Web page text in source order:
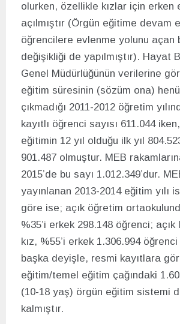
olurken, özellikle kızlar için erken
açılmıştır (Örgün eğitime devam
öğrencilere evlenme yolunu açan
değişikliği de yapılmıştır). Hayat
Genel Müdürlüğünün verilerine
eğitim süresinin (sözüm ona)
çıkmadığı 2011-2012 öğretim
kayıtlı öğrenci sayısı 611.044
eğitimin 12 yıl olduğu ilk yıl
901.487 olmuştur. MEB
2015’de bu sayı 1.012.349’dur.
yayınlanan 2013-2014 eğitim yılı
göre ise; açık öğretim
%35’i erkek 298.148 öğrenci; açık
kız, %55’i erkek 1.306.994 öğrenci
başka deyişle, resmi kayıtlara
eğitim/temel eğitim çağındaki
(10-18 yaş) örgün eğitim sistemi
kalmıştır.